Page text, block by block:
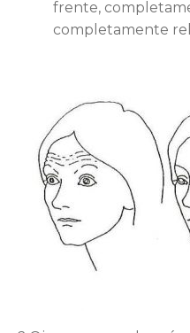
frente,
completamente